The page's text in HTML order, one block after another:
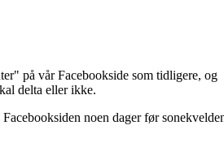
på vår Facebookside som tidligere, og
delta eller ikke.
noen dager før